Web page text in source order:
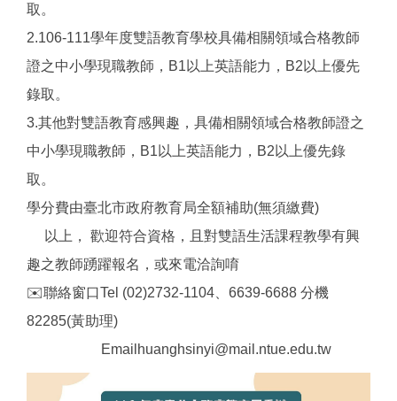
取。
2.106-111學年度雙語教育學校具備相關領域合格教師
證之中小學現職教師，B1以上英語能力，B2以上優先
錄取。
3.其他對雙語教育感興趣，具備相關領域合格教師證之
中小學現職教師，B1以上英語能力，B2以上優先錄
取。
學分費由臺北市政府教育局全額補助(無須繳費)
以上， 歡迎符合資格，且對雙語生活課程教學有興
趣之教師踴躍報名，或來電洽詢唷
✉️聯絡窗口Tel (02)2732-1104、6639-6688 分機
82285(黃助理)
Emailhuanghsinyi@mail.ntue.edu.tw